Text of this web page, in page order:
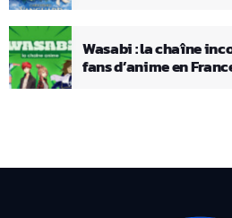
Wasabi : la chaîne
fans d’anime en